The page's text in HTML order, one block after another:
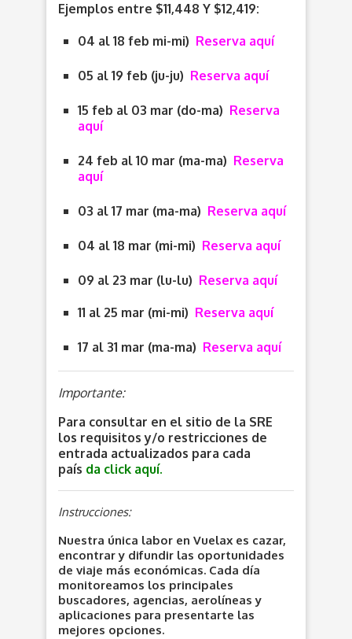
Ejemplos entre $11,448 Y $12,419:
04 al 18 feb mi-mi) Reserva aquí
05 al 19 feb (ju-ju) Reserva aquí
15 feb al 03 mar (do-ma) Reserva
aquí
24 feb al 10 mar (ma-ma) Reserva
aquí
03 al 17 mar (ma-ma) Reserva aquí
04 al 18 mar (mi-mi) Reserva aquí
09 al 23 mar (lu-lu) Reserva aquí
11 al 25 mar (mi-mi) Reserva aquí
17 al 31 mar (ma-ma) Reserva aquí
Importante:
Para consultar en el sitio de la SRE
los requisitos y/o restricciones de
entrada actualizados para cada
país da click aquí.
Instrucciones:
Nuestra única labor en Vuelax es cazar,
encontrar y difundir las oportunidades
de viaje más económicas. Cada día
monitoreamos los principales
buscadores, agencias, aerolíneas y
aplicaciones para presentarte las
mejores opciones.